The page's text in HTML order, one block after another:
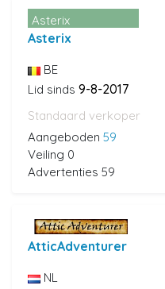
Asterix
Asterix
BE
Lid sinds 9-8-2017
Standaard verkoper
Aangeboden 59
Veiling 0
Advertenties 59
AtticAdventurer
NL